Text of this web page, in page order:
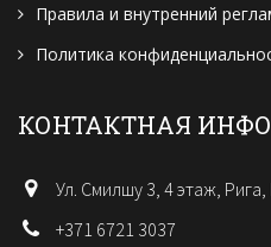
Правила и внутренний
Политика
КОНТАКТНАЯ
Ул. Смилшу 3, 4 этаж, Рига,
+371 6721 3037